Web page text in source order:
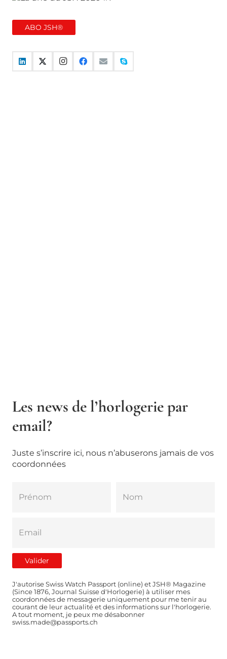
ABO JSH®
Les news de l’horlogerie par
email?
Juste s’inscrire ici, nous n’abuserons jamais de vos
coordonnées
J'autorise Swiss Watch Passport (online) et JSH® Magazine
(Since 1876, Journal Suisse d'Horlogerie) à utiliser mes
coordonnées de messagerie uniquement pour me tenir au
courant de leur actualité et des informations sur l'horlogerie.
A tout moment, je peux me désabonner
swiss.made@passports.ch